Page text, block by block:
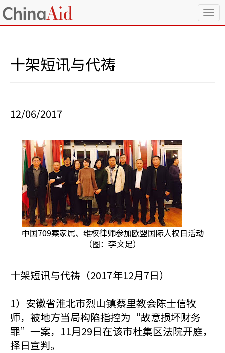
T
o
十架短讯与代祷
12/06/2017
中国709案家属、维权律师参加欧盟国际人权日活动
（图：李文足）
十架短讯与代祷（2017年12月7日）
1）安徽省淮北市烈山镇蔡里教会陈士信牧
师，被地方当局构陷指控为“故意损坏财务
罪”一案，11月29日在该市杜集区法院开庭，
择日宣判。